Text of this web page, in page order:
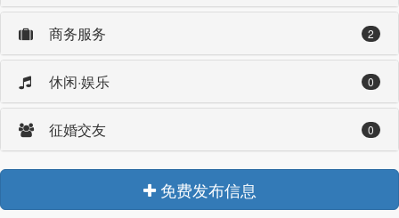
商务服务 2
休闲·娱乐 0
征婚交友 0
免费发布信息